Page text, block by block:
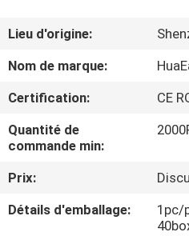
VIDÉOS
SUJET
DE
NOUS
VISITE
Lieu d'origine:
Nom de marque:
Certification:
CE
Quantité de
commande min:
Prix:
Détails d'emballage:
1pc/